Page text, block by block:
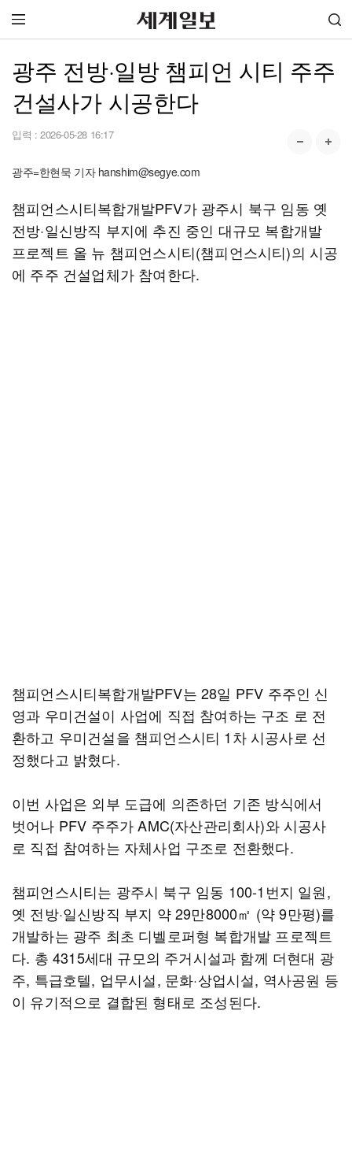
광주 전방·일방 챔피언 시티 주주
건설사가 시공한다
입력 : 2026-05-28 16:17
광주=한현묵 기자 hanshim@segye.com
챔피언스시티복합개발PFV가 광주시 북구 임동 옛
전방·일신방직 부지에 추진 중인 대규모 복합개발
프로젝트 올 뉴 챔피언스시티(챔피언스시티)의 시공
에 주주 건설업체가 참여한다.
챔피언스시티복합개발PFV는 28일 PFV 주주인 신
영과 우미건설이 사업에 직접 참여하는 구조 로 전
환하고 우미건설을 챔피언스시티 1차 시공사로 선
정했다고 밝혔다.
이번 사업은 외부 도급에 의존하던 기존 방식에서
벗어나 PFV 주주가 AMC(자산관리회사)와 시공사
로 직접 참여하는 자체사업 구조로 전환했다.
챔피언스시티는 광주시 북구 임동 100-1번지 일원,
옛 전방·일신방직 부지 약 29만8000㎡ (약 9만평)를
개발하는 광주 최초 디벨로퍼형 복합개발 프로젝트
다. 총 4315세대 규모의 주거시설과 함께 더현대 광
주, 특급호텔, 업무시설, 문화·상업시설, 역사공원 등
이 유기적으로 결합된 형태로 조성된다.